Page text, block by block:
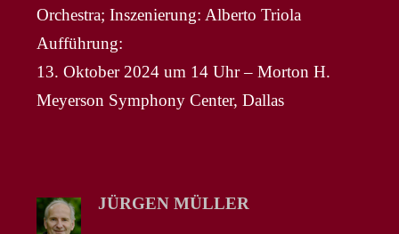
Orchestra; Inszenierung: Alberto Triola
Aufführung:
13. Oktober 2024 um 14 Uhr – Morton H.
Meyerson Symphony Center, Dallas
JÜRGEN MÜLLER